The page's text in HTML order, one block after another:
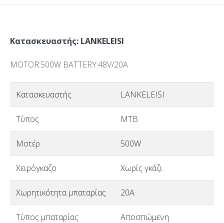
Κατασκευαστής: LANKELEISI
MOTOR:500W BATTERY:48V/20A
Κατασκευαστής LANKELEISI
Τύπος MTB
Μοτέρ 500W
Χειρόγκαζο Χωρίς γκάζι
Χωρητικότητα μπαταρίας 20A
Τύπος μπαταρίας Αποσπώμενη